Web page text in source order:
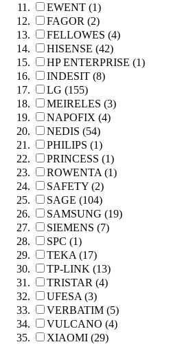
EWENT (1)
FAGOR (2)
FELLOWES (4)
HISENSE (42)
HP ENTERPRISE (1)
INDESIT (8)
LG (155)
MEIRELES (3)
NAPOFIX (4)
NEDIS (54)
PHILIPS (1)
PRINCESS (1)
ROWENTA (1)
SAFETY (2)
SAGE (104)
SAMSUNG (19)
SIEMENS (7)
SPC (1)
TEKA (17)
TP-LINK (13)
TRISTAR (4)
UFESA (3)
VERBATIM (5)
VULCANO (4)
XIAOMI (29)